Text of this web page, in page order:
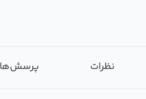
نظرات پرسش‌ها